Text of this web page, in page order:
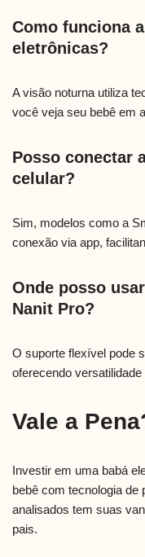
Como funciona
eletrônicas?
A visão noturna utiliza
você veja seu bebê em
Posso conectar
celular?
Sim, modelos como a
conexão via app,
Onde posso
Nanit Pro?
O suporte flexível pode
oferecendo
Vale a
Investir em uma babá
bebê com tecnologia de
analisados tem suas
pais.